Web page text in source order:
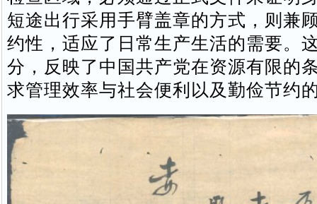
短途出行采用手臂盖章的方式，则兼
约性，适应了日常生产生活的需要。
分，反映了中国共产党在资源有限的
求管理效率与社会便利以及勤俭节约